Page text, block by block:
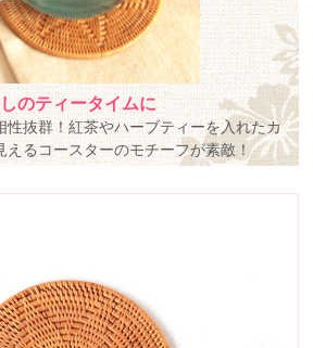
のティータイムに
性抜群！紅茶やハーブティーを入れたカ
えるコースターのモチーフが素敵！